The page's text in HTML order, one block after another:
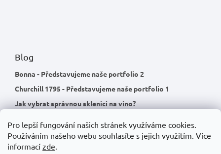
Pro lepší fungování našich stránek využíváme cookies.
Používáním našeho webu souhlasíte s jejich využitím. Více
informací zde.
Blog
Bonna - Představujeme naše portfolio 2
Churchill 1795 - Představujeme naše portfolio 1
Jak vybrat správnou sklenici na víno?